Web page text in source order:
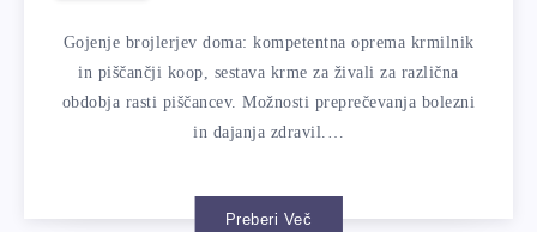
Gojenje brojlerjev doma: kompetentna oprema krmilnik
in piščančji koop, sestava krme za živali za različna
obdobja rasti piščancev. Možnosti preprečevanja bolezni
in dajanja zdravil.…
Preberi Več